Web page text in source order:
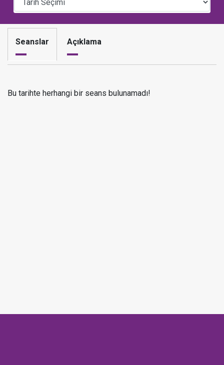
Seanslar Açıklama
Bu tarihte herhangi bir seans bulunamadı!